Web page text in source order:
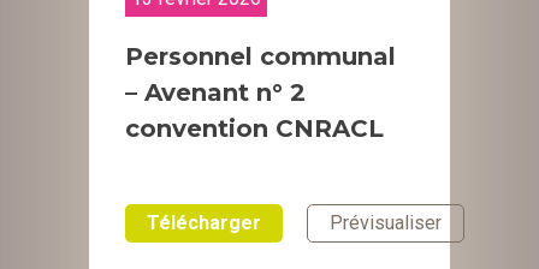
Personnel communal
– Avenant n° 2
convention CNRACL
Télécharger Prévisualiser